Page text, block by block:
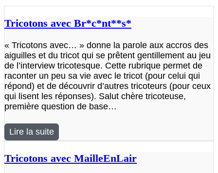
Tricotons avec Br*c*nt**s*
« Tricotons avec… » donne la parole aux accros des
aiguilles et du tricot qui se prêtent gentillement au jeu
de l’interview tricotesque. Cette rubrique permet de
raconter un peu sa vie avec le tricot (pour celui qui
répond) et de découvrir d’autres tricoteurs (pour ceux
qui lisent les réponses). Salut chère tricoteuse,
première question de base…
Lire la suite
Tricotons avec MailleEnLair